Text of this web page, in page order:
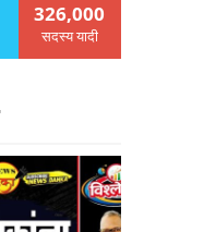
326,000
सदस्य यादी